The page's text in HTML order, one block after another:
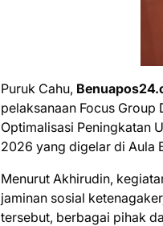
Puruk Cahu,
pelaksanaan Focus Group
Optimalisasi Peningkatan
2026 yang digelar di Aula
Menurut Akhirudin,
jaminan sosial
tersebut, berbagai pihak